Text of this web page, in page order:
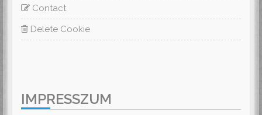
Contact
Delete Cookie
IMPRESSZUM